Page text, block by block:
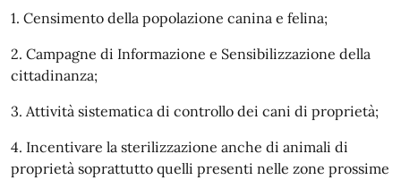
1. Censimento della popolazione canina e felina;
2. Campagne di Informazione e Sensibilizzazione della
cittadinanza;
3. Attività sistematica di controllo dei cani di proprietà;
4. Incentivare la sterilizzazione anche di animali di
proprietà soprattutto quelli presenti nelle zone prossime